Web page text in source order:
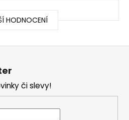
HODNOCENÍ
či slevy!